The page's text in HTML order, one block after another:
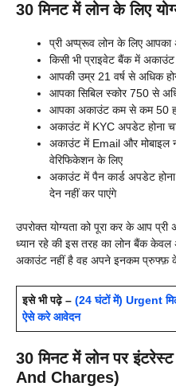
30 मिनट में लोन के लिए
प्री अप्प्रूव लोन के लिए आपका
किसी भी प्राइवेट बैंक में अकाउंट
आपकी उम्र 21 वर्ष से अधिक
आपका सिबिल स्कोर 750 से
आपका अकाउंट कम से कम 50
अकाउंट में KYC अपडेट होना
अकाउंट में Email और मोबाइल
वेरिफिकेशन के लिए
अकाउंट में पैन कार्ड अपडेट
देन नहीं कर पाएंगे
उपरोक्त योग्यता को पूरा कर के आप
ध्यान रहे की इस तरह का लोन बैंक केवल
अकाउंट नहीं है वह अपने इनकम प्रुफ्फ़
इसे भी पढ़े – (24 घंटों में) Urgent
ऐसे करे आवेदन
30 मिनट में लोन पर
And Charges)